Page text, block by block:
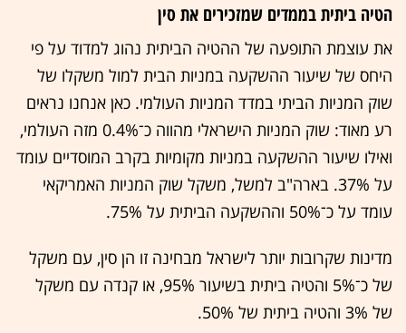
הטיה ביתית בממדים שמזכירים את סין
את עוצמת התופעה של ההטיה הביתית נהוג למדוד על פי
היחס של שיעור ההשקעה במניות הבית למול משקלו של
שוק המניות הביתי במדד המניות העולמי. כאן אנחנו נראים
רע מאוד: שוק המניות הישראלי מהווה כ־0.4% מזה העולמי,
ואילו שיעור ההשקעה במניות מקומיות בקרב המוסדיים עומד
על 37%. בארה"ב למשל, משקל שוק המניות האמריקאי
עומד על כ־50% וההשקעה הביתית על 75%.
מדינות שקרובות יותר לישראל מבחינה זו הן סין, עם משקל
של כ־5% והטיה ביתית בשיעור 95%, או קנדה עם משקל
של 3% והטיה ביתית של 50%.